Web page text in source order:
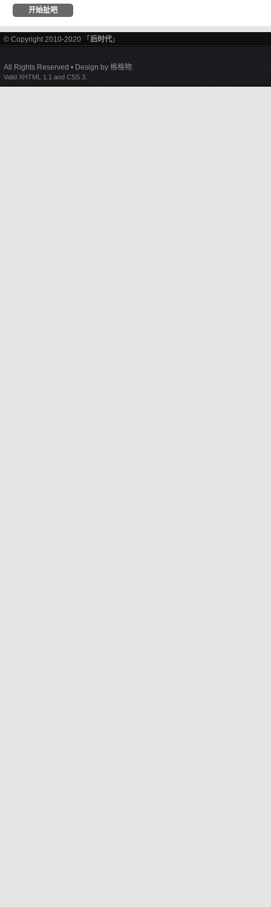
© Copyright 2010-2020 「 后时代 」
All Rights Reserved • Design by 格格物.
Valid XHTML 1.1 and CSS 3.